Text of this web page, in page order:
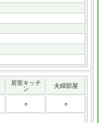
居室キッチ
ン
夫婦部屋
○ ○